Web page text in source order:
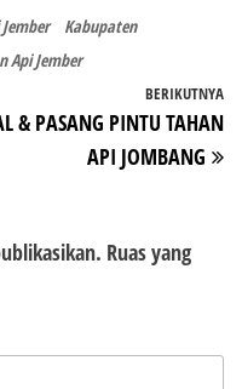
Kabupaten
Api Jember
BERIKUTNYA
& PASANG PINTU TAHAN
API JOMBANG
Ruas yang